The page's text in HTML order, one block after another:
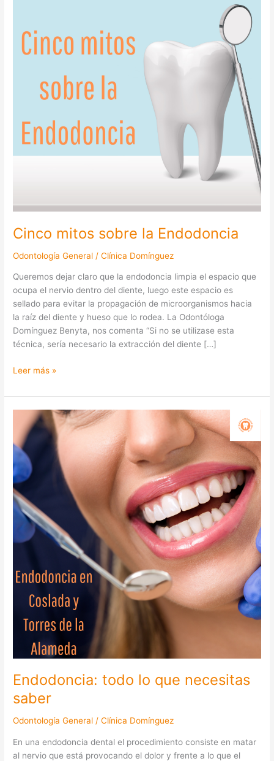
Cinco mitos sobre la Endodoncia
Odontología General /Clínica Domínguez
Queremos dejar claro que la endodoncia limpia el espacio que
ocupa el nervio dentro del diente, luego este espacio es
sellado para evitar la propagación de microorganismos hacia
la raíz del diente y hueso que lo rodea. La Odontóloga
Domínguez Benyta, nos comenta “Si no se utilizase esta
técnica, sería necesario la extracción del diente […]
Leer más »
Endodoncia: todo lo que necesitas
saber
Odontología General /Clínica Domínguez
En una endodoncia dental el procedimiento consiste en matar
al nervio que está provocando el dolor y frente a lo que el
Endodoncia:
todo
lo
que
necesitas
saber